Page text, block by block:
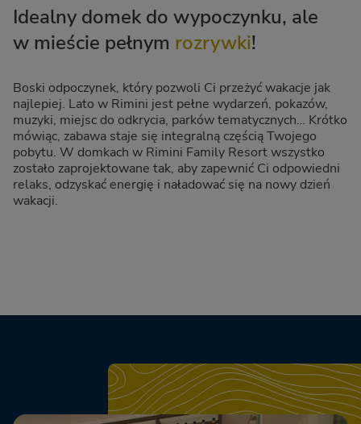
Idealny domek do wypoczynku, ale
w mieście pełnym rozrywki!
Boski odpoczynek, który pozwoli Ci przeżyć wakacje jak
najlepiej. Lato w Rimini jest pełne wydarzeń, pokazów,
muzyki, miejsc do odkrycia, parków tematycznych… Krótko
mówiąc, zabawa staje się integralną częścią Twojego
pobytu. W domkach w Rimini Family Resort wszystko
zostało zaprojektowane tak, aby zapewnić Ci odpowiedni
relaks, odzyskać energię i naładować się na nowy dzień
wakacji.